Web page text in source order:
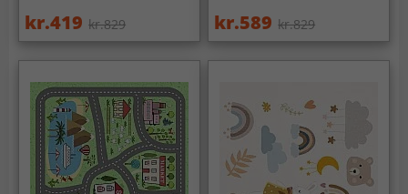
kr.419 kr.829 kr.589 kr.829